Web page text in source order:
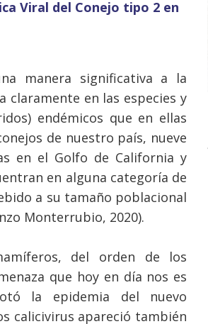
Viral del Conejo tipo 2 en
manera significativa a la
claramente en las especies y
endémicos que en ellas
de nuestro país, nueve
en el Golfo de California y
en alguna categoría de
a su tamaño poblacional
Monterrubio, 2020).
del orden de los
que hoy en día nos es
la epidemia del nuevo
calicivirus apareció también